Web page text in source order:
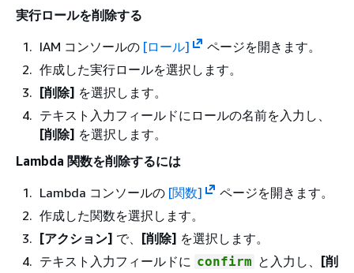
実行ロールを削除する
IAM コンソールの [ロール]
ページを開きます。
作成した実行ロールを選択します。
[削除] を選択します。
テキスト入力フィールドにロールの名前を入力し、
[削除] を選択します。
Lambda 関数を削除するには
Lambda コンソールの [関数]
ページを開きます。
作成した関数を選択します。
[アクション] で、 [削除] を選択します。
テキスト入力フィールドに confirm と入力し、
[削